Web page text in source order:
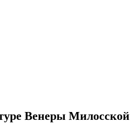
Венеры Милосской